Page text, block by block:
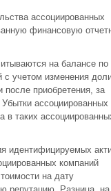
ассоциированных
финансовую
на балансе по
с учетом изменения
после приобретения, за
ассоциированных
таких
идентифицируемых
компаний
на дату